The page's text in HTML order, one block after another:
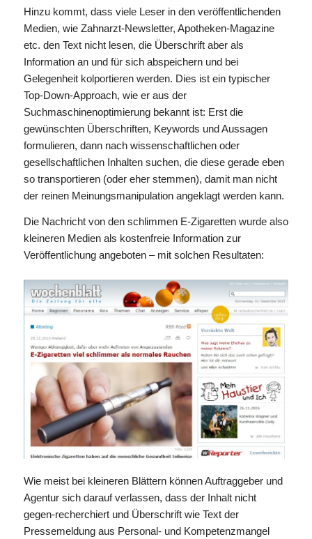
Hinzu kommt, dass viele Leser in den veröffentlichenden
Medien, wie Zahnarzt-Newsletter, Apotheken-Magazine
etc. den Text nicht lesen, die Überschrift aber als
Information an und für sich abspeichern und bei
Gelegenheit kolportieren werden. Dies ist ein typischer
Top-Down-Approach, wie er aus der
Suchmaschinenoptimierung bekannt ist: Erst die
gewünschten Überschriften, Keywords und Aussagen
formulieren, dann nach wissenschaftlichen oder
gesellschaftlichen Inhalten suchen, die diese gerade eben
so transportieren (oder eher stemmen), damit man nicht
der reinen Meinungsmanipulation angeklagt werden kann.
Die Nachricht von den schlimmen E-Zigaretten wurde also
kleineren Medien als kostenfreie Information zur
Veröffentlichung angeboten – mit solchen Resultaten:
Wie meist bei kleineren Blättern können Auftraggeber und
Agentur sich darauf verlassen, dass der Inhalt nicht
gegen-recherchiert und Überschrift wie Text der
Pressemeldung aus Personal- und Kompetenzmangel